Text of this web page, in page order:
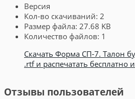
Версия
Кол-во скачиваний: 2
Размер файла: 27.68 KB
Количество файлов: 1
Скачать Форма СП-7. Талон
.rtf и распечатать бесплатно
Отзывы пользователей